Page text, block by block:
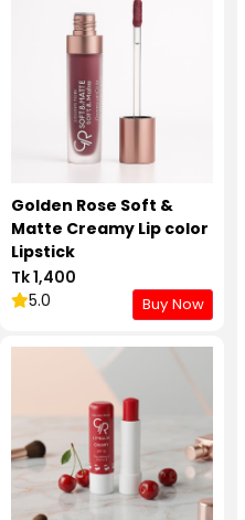
Golden Rose Soft &
Matte Creamy Lip color
Lipstick
Tk 1,400
5.0
Buy Now